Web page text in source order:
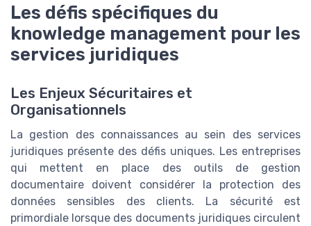
Les défis spécifiques du
knowledge management pour les
services juridiques
Les Enjeux Sécuritaires et
Organisationnels
La gestion des connaissances au sein des services
juridiques présente des défis uniques. Les entreprises
qui mettent en place des outils de gestion
documentaire doivent considérer la protection des
données sensibles des clients. La sécurité est
primordiale lorsque des documents juridiques circulent